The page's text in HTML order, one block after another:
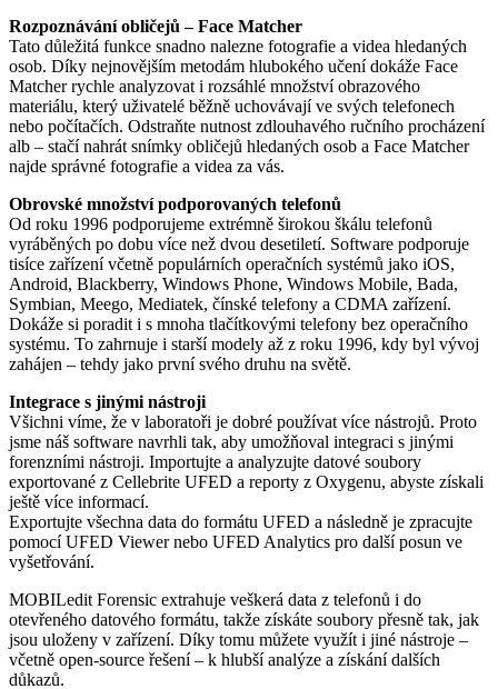
Rozpoznávání obličejů – Face Matcher
Tato důležitá funkce snadno nalezne fotografie a videa hledaných
osob. Díky nejnovějším metodám hlubokého učení dokáže Face
Matcher rychle analyzovat i rozsáhlé množství obrazového
materiálu, který uživatelé běžně uchovávají ve svých telefonech
nebo počítačích. Odstraňte nutnost zdlouhavého ručního procházení
alb – stačí nahrát snímky obličejů hledaných osob a Face Matcher
najde správné fotografie a videa za vás.
Obrovské množství podporovaných telefonů
Od roku 1996 podporujeme extrémně širokou škálu telefonů
vyráběných po dobu více než dvou desetiletí. Software podporuje
tisíce zařízení včetně populárních operačních systémů jako iOS,
Android, Blackberry, Windows Phone, Windows Mobile, Bada,
Symbian, Meego, Mediatek, čínské telefony a CDMA zařízení.
Dokáže si poradit i s mnoha tlačítkovými telefony bez operačního
systému. To zahrnuje i starší modely až z roku 1996, kdy byl vývoj
zahájen – tehdy jako první svého druhu na světě.
Integrace s jinými nástroji
Všichni víme, že v laboratoři je dobré používat více nástrojů. Proto
jsme náš software navrhli tak, aby umožňoval integraci s jinými
forenzními nástroji. Importujte a analyzujte datové soubory
exportované z Cellebrite UFED a reporty z Oxygenu, abyste získali
ještě více informací.
Exportujte všechna data do formátu UFED a následně je zpracujte
pomocí UFED Viewer nebo UFED Analytics pro další posun ve
vyšetřování.
MOBILedit Forensic extrahuje veškerá data z telefonů i do
otevřeného datového formátu, takže získáte soubory přesně tak, jak
jsou uloženy v zařízení. Díky tomu můžete využít i jiné nástroje –
včetně open-source řešení – k hlubší analýze a získání dalších
důkazů.